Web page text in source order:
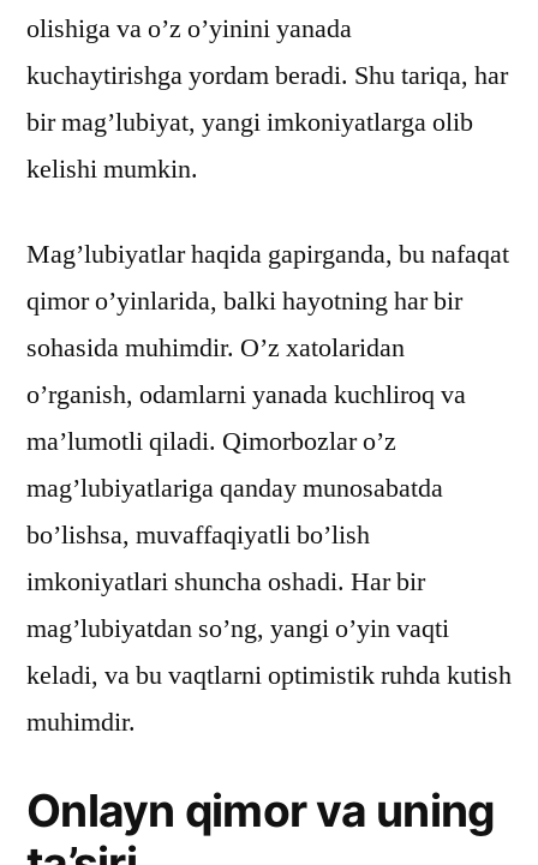
olishiga va o’z o’yinini yanada
kuchaytirishga yordam beradi. Shu tariqa, har
bir mag’lubiyat, yangi imkoniyatlarga olib
kelishi mumkin.
Mag’lubiyatlar haqida gapirganda, bu nafaqat
qimor o’yinlarida, balki hayotning har bir
sohasida muhimdir. O’z xatolaridan
o’rganish, odamlarni yanada kuchliroq va
ma’lumotli qiladi. Qimorbozlar o’z
mag’lubiyatlariga qanday munosabatda
bo’lishsa, muvaffaqiyatli bo’lish
imkoniyatlari shuncha oshadi. Har bir
mag’lubiyatdan so’ng, yangi o’yin vaqti
keladi, va bu vaqtlarni optimistik ruhda kutish
muhimdir.
Onlayn qimor va uning